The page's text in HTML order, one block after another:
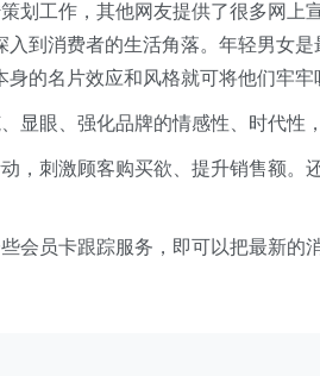
工作，其他网友提供了很多网上
到消费者的生活角落。年轻男女
的名片效应和风格就可将他们牢牢
眼、强化品牌的情感性、时代性，
刺激顾客购买欲、提升销售额。
员卡跟踪服务，即可以把最新的